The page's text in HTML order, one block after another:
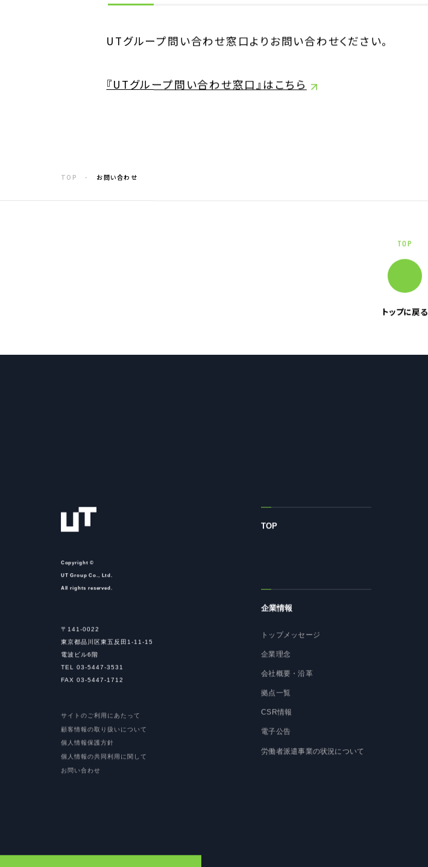
お問い合わせ
UTグループ問い合わせ窓口よりお問い合わせください。
『UTグループ問い合わせ窓口』はこちら
TOP お問い合わせ
TOP
トップに戻る
Copyright ©
UT Group Co., Ltd.
All rights reserved.
〒141-0022
東京都品川区東五反田1-11-15
電波ビル6階
TEL 03-5447-3531
FAX 03-5447-1712
サイトのご利用にあたって
顧客情報の取り扱いについて
個人情報保護方針
個人情報の共同利用に関して
お問い合わせ
TOP
企業情報
トップメッセージ
企業理念
会社概要・沿革
拠点一覧
CSR情報
電子公告
労働者派遣事業の状況について